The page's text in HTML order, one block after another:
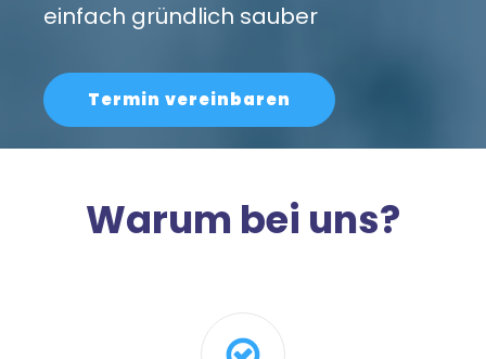
einfach gründlich sauber
Termin vereinbaren
Warum bei uns?